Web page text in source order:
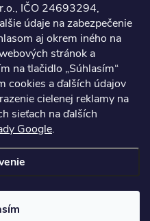
IČO 24693294,
údaje na zabezpečenie
aj okrem iného na
stránok a
na tlačidlo „Súhlasím“
cookies a ďalších údajov
cielenej reklamy na
sieťach na ďalších
Google.
. Všetky práva vyhradené.